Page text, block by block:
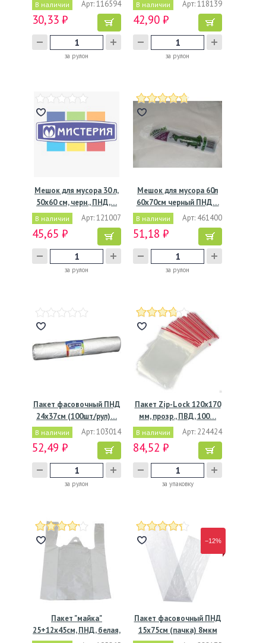
В наличии Арт: 116594
30,33 ₽
за рулон
В наличии Арт: 118139
42,90 ₽
за рулон
Мешок для мусора 30 л,
50х60 см, черн., ПНД,…
В наличии Арт: 121007
45,65 ₽
за рулон
Мешок для мусора 60л
60х70см черный ПНД…
В наличии Арт: 461400
51,18 ₽
за рулон
Пакет фасовочный ПНД
24х37см (100шт/рул)…
В наличии Арт: 103014
52,49 ₽
за рулон
Пакет Zip-Lock 120х170
мм, прозр., ПВД, 100…
В наличии Арт: 224424
84,52 ₽
за упаковку
Пакет "майка"
25+12х45см, ПНД, белая,
−12%
Пакет фасовочный ПНД
15х75см (пачка) 8мкм